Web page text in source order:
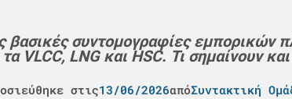
βασικές συντομογραφίες
VLCC, LNG και HSC. Τι σημαίνουν
στις13/06/2026απόΣυντακτική